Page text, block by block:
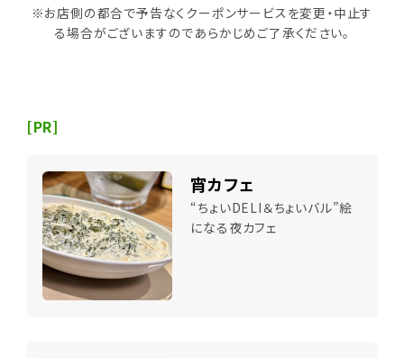
※お店側の都合で予告なくクーポンサービスを変更・中止す
る場合がございますのであらかじめご了承ください。
[PR]
宵カフェ
“ちょいDELI＆ちょいバル”絵
になる夜カフェ